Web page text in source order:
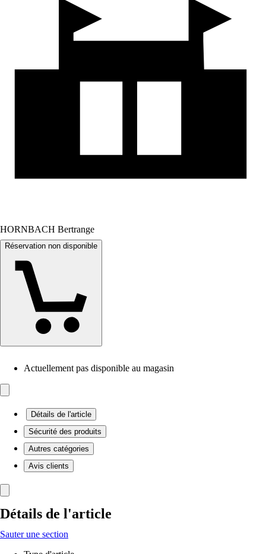
HORNBACH Bertrange
Réservation non disponible
Actuellement pas disponible au magasin
Détails de l'article
Sécurité des produits
Autres catégories
Avis clients
Détails de l'article
Sauter une section